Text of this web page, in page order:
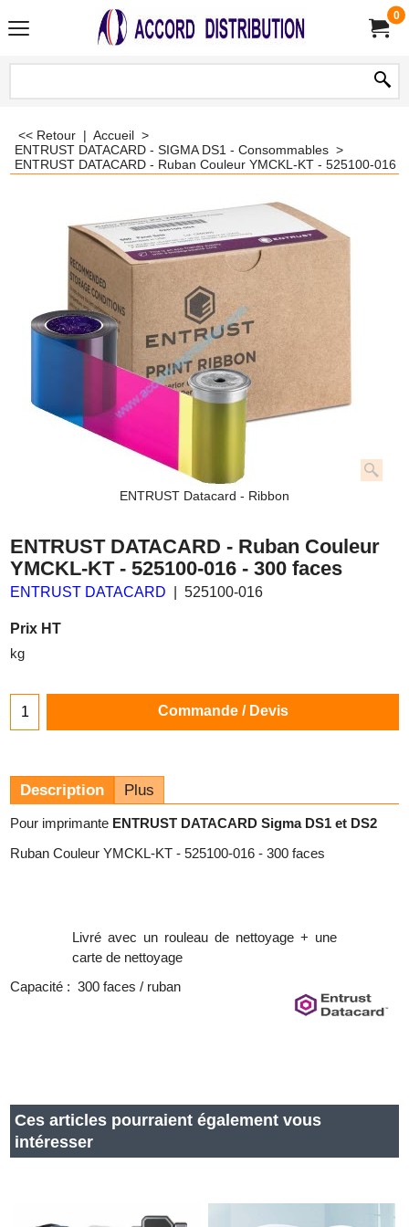
0
<< Retour | Accueil >
ENTRUST DATACARD - SIGMA DS1 - Consommables >
ENTRUST DATACARD - Ruban Couleur YMCKL-KT - 525100-016 -
ENTRUST Datacard - Ribbon
ENTRUST DATACARD - Ruban Couleur
YMCKL-KT - 525100-016 - 300 faces
ENTRUST DATACARD 525100-016
Prix HT
kg
Commande / Devis
Description Plus
Pour imprimante ENTRUST DATACARD Sigma DS1 et DS2
Ruban Couleur YMCKL-KT - 525100-016 - 300 faces
Livré avec un rouleau de nettoyage + une
carte de nettoyage
Capacité : 300 faces / ruban
Ces articles pourraient également vous
intéresser